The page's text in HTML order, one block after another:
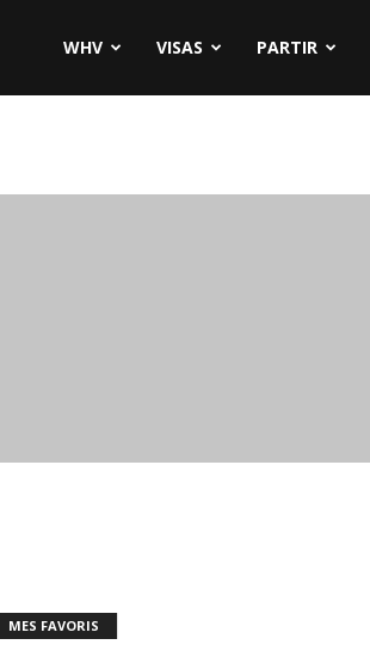
WHV VISAS PARTIR
MES FAVORIS